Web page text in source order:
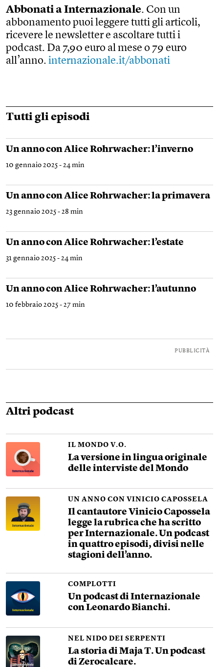
Abbonati a Internazionale. Con un
abbonamento puoi leggere tutti gli articoli,
ricevere le newsletter e ascoltare tutti i
podcast. Da 7,90 euro al mese o 79 euro
all’anno. internazionale.it/abbonati
Tutti gli episodi
Un anno con Alice Rohrwacher: l’inverno
10 gennaio 2025 - 24 min
Un anno con Alice Rohrwacher: la primavera
23 gennaio 2025 - 28 min
Un anno con Alice Rohrwacher: l’estate
31 gennaio 2025 - 24 min
Un anno con Alice Rohrwacher: l’autunno
10 febbraio 2025 - 27 min
PUBBLICITÀ
Altri podcast
IL MONDO V.O.
La versione in lingua originale
delle interviste del Mondo
UN ANNO CON VINICIO CAPOSSELA
Il cantautore Vinicio Capossela
legge la rubrica che ha scritto
per Internazionale. Un podcast
in quattro episodi, divisi nelle
stagioni dell’anno.
COMPLOTTI
Un podcast di Internazionale
con Leonardo Bianchi.
NEL NIDO DEI SERPENTI
La storia di Maja T. Un podcast
di Zerocalcare.